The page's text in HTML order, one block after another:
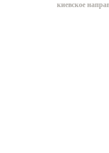
киевское